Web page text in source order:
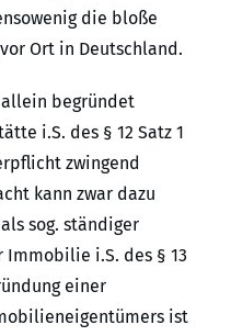
die bloße
Ort in Deutschland.
begründet
i.S. des § 12 Satz 1
zwingend
kann zwar dazu
sog. ständiger
i.S. des § 13
einer
ist